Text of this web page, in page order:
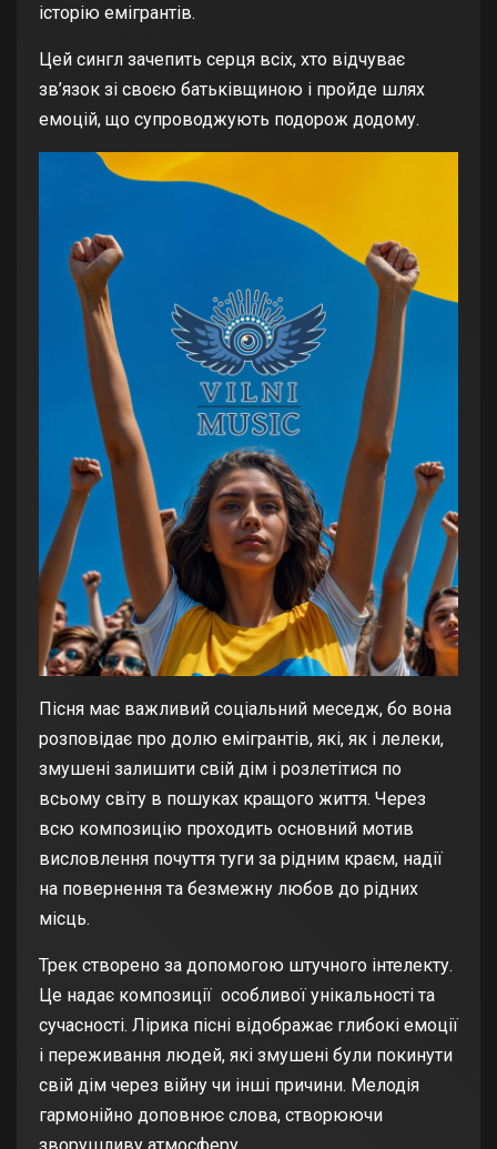
історію емігрантів.
Цей сингл зачепить серця всіх, хто відчуває
зв’язок зі своєю батьківщиною і пройде шлях
емоцій, що супроводжують подорож додому.
Пісня має важливий соціальний меседж, бо вона
розповідає про долю емігрантів, які, як і лелеки,
змушені залишити свій дім і розлетітися по
всьому світу в пошуках кращого життя. Через
всю композицію проходить основний мотив
висловлення почуття туги за рідним краєм, надії
на повернення та безмежну любов до рідних
місць.
Трек створено за допомогою штучного інтелекту.
Це надає композиції особливої унікальності та
сучасності. Лірика пісні відображає глибокі емоції
і переживання людей, які змушені були покинути
свій дім через війну чи інші причини. Мелодія
гармонійно доповнює слова, створюючи